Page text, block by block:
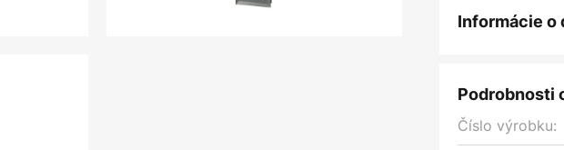
Informácie o
Podrobnosti
Číslo výrobku: